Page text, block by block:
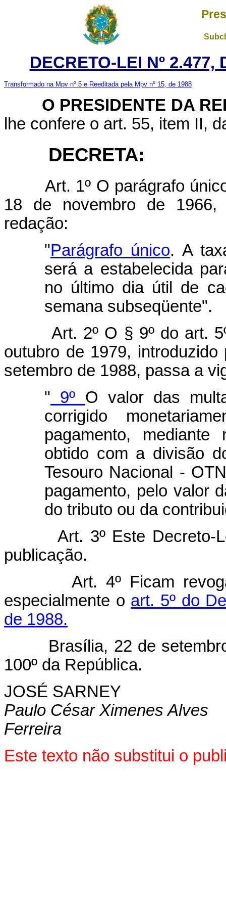
DECRETO-LEI Nº 2.477,
Transformado na Mpv nº 5 e Reeditada pela Mpv nº 15, de 1988
O PRESIDENTE DA
lhe confere o art. 55, item II,
DECRETA:
Art. 1º O parágrafo
18 de novembro de
redação:
"Parágrafo único. A
será a estabelecida
no último dia útil de
semana subseqüente".
Art. 2º O § 9º do art.
outubro de 1979,
setembro de 1988, passa a
" 9º O valor das
corrigido
pagamento, mediante
obtido com a divisão
Tesouro Nacional -
pagamento, pelo valor
do tributo ou da
Art. 3º Este Decreto-Lei
publicação.
Art. 4º Ficam
especialmente o art. 5º do
de 1988.
Brasília, 22 de setembro
100º da República.
JOSÉ SARNEY
Paulo César Ximenes Alves
Ferreira
Este texto não substitui o